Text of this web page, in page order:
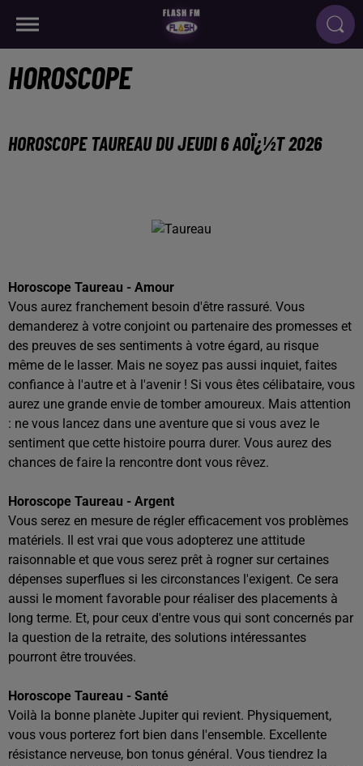
HOROSCOPE
HOROSCOPE TAUREAU DU JEUDI 6 AOÏ¿½T 2026
Horoscope Taureau - Amour
Vous aurez franchement besoin d'être rassuré. Vous
demanderez à votre conjoint ou partenaire des promesses et
des preuves de ses sentiments à votre égard, au risque
même de le lasser. Mais ne soyez pas aussi inquiet, faites
confiance à l'autre et à l'avenir ! Si vous êtes célibataire, vous
aurez une grande envie de tomber amoureux. Mais attention
: ne vous lancez dans une aventure que si vous avez le
sentiment que cette histoire pourra durer. Vous aurez des
chances de faire la rencontre dont vous rêvez.
Horoscope Taureau - Argent
Vous serez en mesure de régler efficacement vos problèmes
matériels. Il est vrai que vous adopterez une attitude
raisonnable et que vous serez prêt à rogner sur certaines
dépenses superflues si les circonstances l'exigent. Ce sera
aussi le moment favorable pour réaliser des placements à
long terme. Et, pour ceux d'entre vous qui sont concernés par
la question de la retraite, des solutions intéressantes
pourront être trouvées.
Horoscope Taureau - Santé
Voilà la bonne planète Jupiter qui revient. Physiquement,
vous vous porterez fort bien dans l'ensemble. Excellente
résistance nerveuse, bon tonus général. Vous tiendrez la